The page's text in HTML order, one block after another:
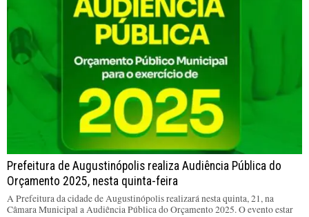
Prefeitura de Augustinópolis realiza Audiência Pública do
Orçamento 2025, nesta quinta-feira
A Prefeitura da cidade de Augustinópolis realizará nesta quinta, 21, na
Câmara Municipal a Audiência Pública do Orçamento 2025. O evento estar